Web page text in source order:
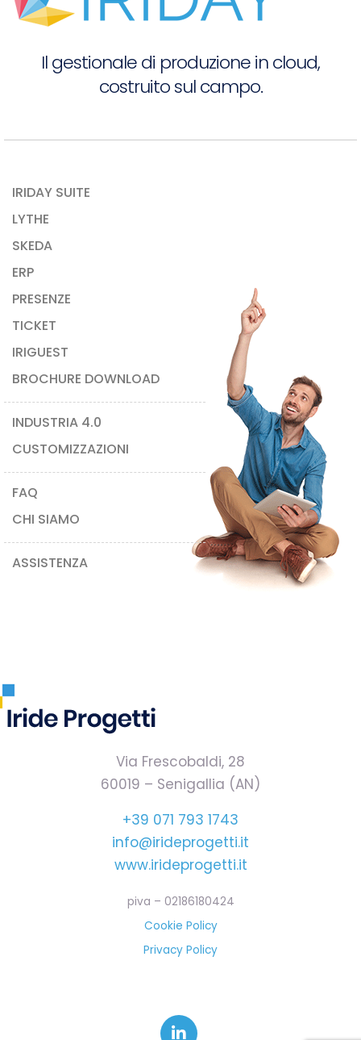
Il gestionale di produzione in cloud,
costruito sul campo.
IRIDAY SUITE
LYTHE
SKEDA
ERP
PRESENZE
TICKET
IRIGUEST
BROCHURE DOWNLOAD
INDUSTRIA 4.0
CUSTOMIZZAZIONI
FAQ
CHI SIAMO
ASSISTENZA
Via Frescobaldi, 28
60019 – Senigallia (AN)
+39 071 793 1743
info@irideprogetti.it
www.irideprogetti.it
piva – 02186180424
Cookie Policy
Privacy Policy